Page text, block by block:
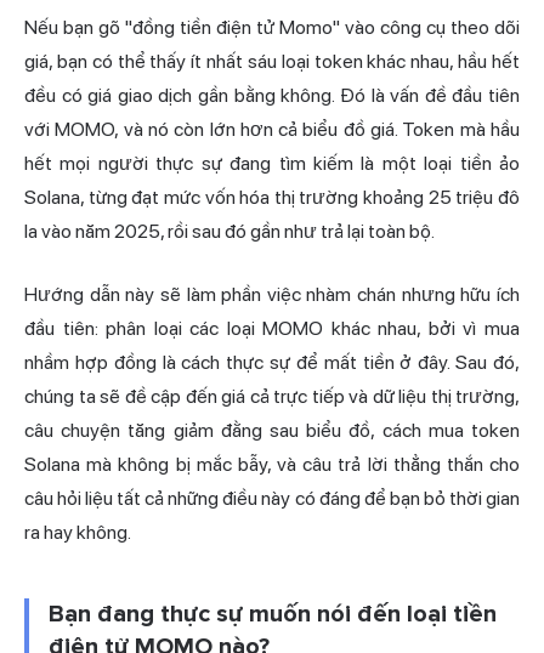
Nếu bạn gõ "đồng tiền điện tử Momo" vào công cụ theo dõi
giá, bạn có thể thấy ít nhất sáu loại token khác nhau, hầu hết
đều có giá giao dịch gần bằng không. Đó là vấn đề đầu tiên
với MOMO, và nó còn lớn hơn cả biểu đồ giá. Token mà hầu
hết mọi người thực sự đang tìm kiếm là một loại tiền ảo
Solana, từng đạt mức vốn hóa thị trường khoảng 25 triệu đô
la vào năm 2025, rồi sau đó gần như trả lại toàn bộ.
Hướng dẫn này sẽ làm phần việc nhàm chán nhưng hữu ích
đầu tiên: phân loại các loại MOMO khác nhau, bởi vì mua
nhầm hợp đồng là cách thực sự để mất tiền ở đây. Sau đó,
chúng ta sẽ đề cập đến giá cả trực tiếp và dữ liệu thị trường,
câu chuyện tăng giảm đằng sau biểu đồ, cách mua token
Solana mà không bị mắc bẫy, và câu trả lời thẳng thắn cho
câu hỏi liệu tất cả những điều này có đáng để bạn bỏ thời gian
ra hay không.
Bạn đang thực sự muốn nói đến loại tiền
điện tử MOMO nào?